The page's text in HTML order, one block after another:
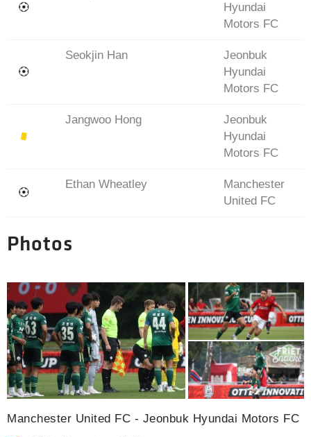
Hyundai
Motors FC
Seokjin Han
Jeonbuk
Hyundai
Motors FC
Jangwoo Hong
Jeonbuk
Hyundai
Motors FC
Ethan Wheatley
Manchester
United FC
Photos
Manchester United FC - Jeonbuk Hyundai Motors FC